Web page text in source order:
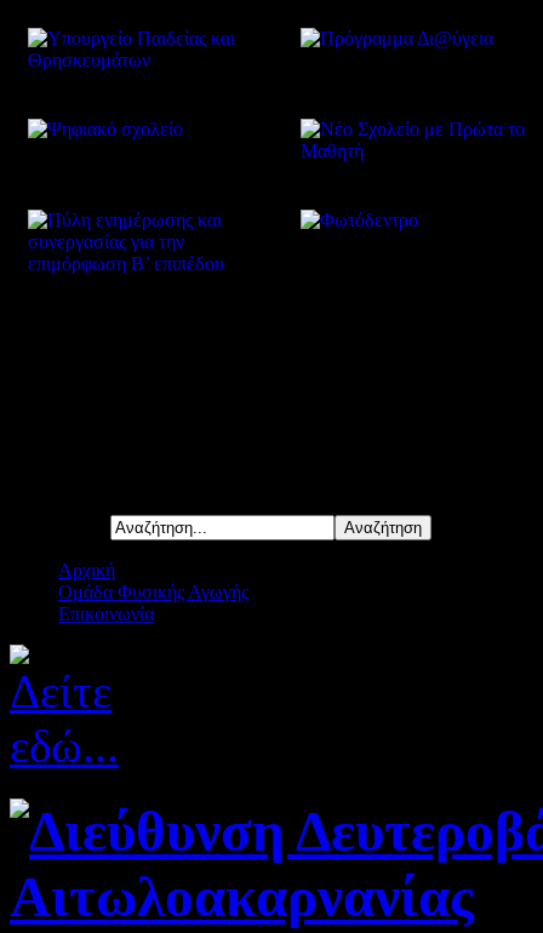
Αρχική
Ομάδα Φυσικής Αγωγής
Επικοινωνία